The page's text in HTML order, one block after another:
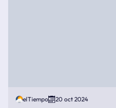
elTiempo 20 oct 2024